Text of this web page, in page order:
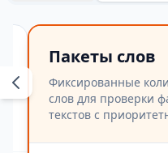
Пакеты слов
Фиксированные
слов для проверки
текстов с